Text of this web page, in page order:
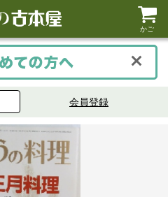
かご
会員登録